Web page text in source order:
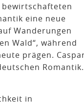
eine neue
Wanderungen
Wald“, während
prägen.
Romantik.
in